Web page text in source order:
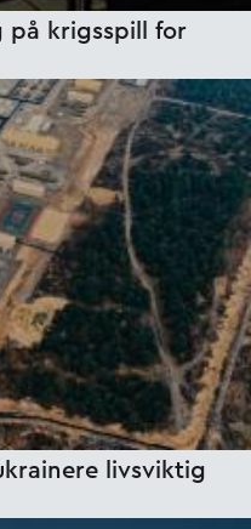
på krigsspill for
livsviktig